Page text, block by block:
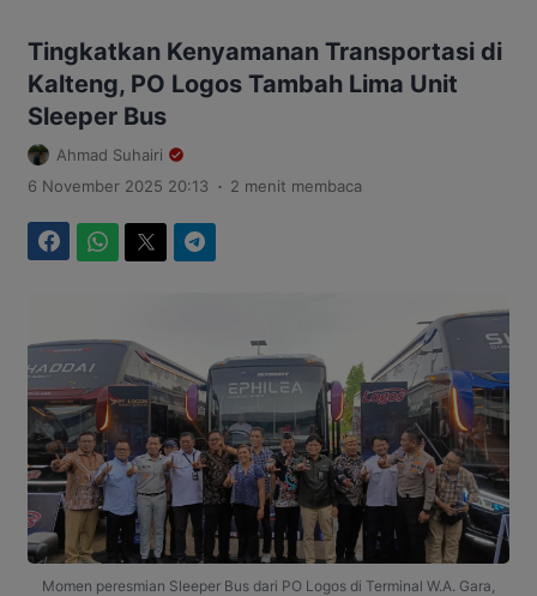
Tingkatkan Kenyamanan Transportasi di
Kalteng, PO Logos Tambah Lima Unit
Sleeper Bus
Ahmad Suhairi
6 November 2025 20:13 . 2 menit membaca
Momen peresmian Sleeper Bus dari PO Logos di Terminal W.A. Gara,